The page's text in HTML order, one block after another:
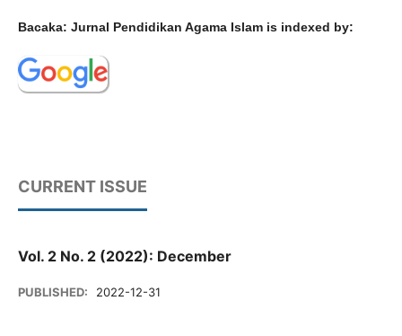
Bacaka: Jurnal Pendidikan Agama Islam is indexed by:
CURRENT ISSUE
Vol. 2 No. 2 (2022): December
PUBLISHED: 2022-12-31